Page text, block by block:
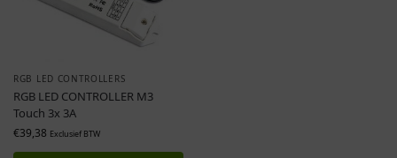
RGB LED CONTROLLERS
RGB LED CONTROLLER M3
Touch 3x 3A
€39,38 Exclusief BTW